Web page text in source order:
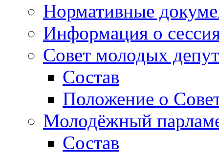
Нормативные
Информация о
Совет молодых
Состав
Положение о
Молодёжный
Состав